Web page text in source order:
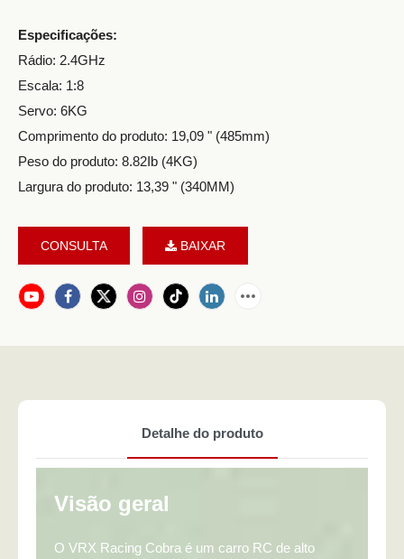
Especificações:
Rádio: 2.4GHz
Escala: 1:8
Servo: 6KG
Comprimento do produto: 19,09 " (485mm)
Peso do produto: 8.82Ib (4KG)
Largura do produto: 13,39 " (340MM)
CONSULTA BAIXAR
Detalhe do produto
Visão geral
O VRX Racing Cobra é um carro RC de alto